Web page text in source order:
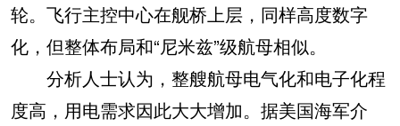
轮。飞行主控中心在舰桥上层，同样高度数字
化，但整体布局和“尼米兹”级航母相似。
分析人士认为，整艘航母电气化和电子化程
度高，用电需求因此大大增加。据美国海军介